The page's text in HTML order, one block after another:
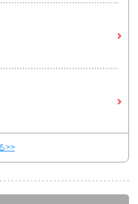
>>